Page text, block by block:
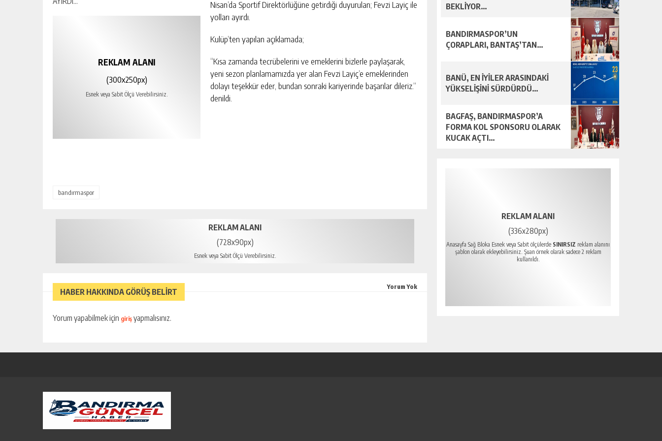
REKLAM ALANI
(300x250px)
Esnek veya Sabit Ölçü Verebilirsiniz.
Nisan’da Sportif Direktörlüğüne getirdiği duyurulan; Fevzi Layiç ile
yolları ayırdı.
Kulüp’ten yapılan açıklamada;
“Kısa zamanda tecrübelerini ve emeklerini bizlerle paylaşarak,
yeni sezon planlamamızda yer alan Fevzi Layiç’e emeklerinden
dolayı teşekkür eder, bundan sonraki kariyerinde başarılar dileriz.”
denildi.
bandırmaspor
REKLAM ALANI
(728x90px)
Esnek veya Sabit Ölçü Verebilirsiniz.
HABER HAKKINDA GÖRÜŞ BELİRT
Yorum Yok
Yorum yapabilmek için giriş yapmalısınız.
BEKLİYOR…
BANDIRMASPOR’UN
ÇORAPLARI, BANTAŞ’TAN…
BANÜ, EN İYİLER ARASINDAKİ
YÜKSELİŞİNİ SÜRDÜRDÜ…
BAGFAŞ, BANDIRMASPOR’A
FORMA KOL SPONSORU OLARAK
KUCAK AÇTI…
REKLAM ALANI
(336x280px)
Anasayfa Sağ Bloka Esnek veya Sabit ölçülerde SINIRSIZ reklam alanını
şablon olarak ekleyebilirsiniz. Şuan örnek olarak sadece 2 reklam
kullanıldı.